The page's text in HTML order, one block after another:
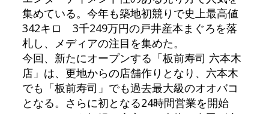
集めている。今年も築地初競りで史上最高値
342キロ 3千249万円の戸井産本まぐろを落
札し、メディアの注目を集めた。
今回、新たにオープンする「板前寿司 六本木
店」は、更地からの店舗作りとなり、六本木
でも「板前寿司」でも過去最大級のオオバコ
となる。さらに初となる24時間営業を開始